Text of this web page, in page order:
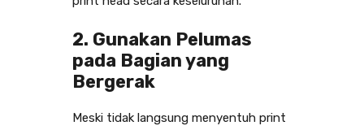
2. Gunakan Pelumas
pada Bagian yang
Bergerak
Meski tidak langsung menyentuh print